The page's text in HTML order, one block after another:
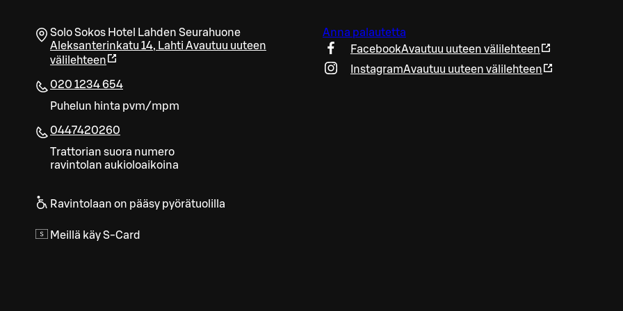
Solo Sokos Hotel Lahden Seurahuone
Aleksanterinkatu 14, Lahti Avautuu uuteen
välilehteen
020 1234 654
Puhelun hinta pvm/mpm
0447420260
Trattorian suora numero
ravintolan aukioloaikoina
Ravintolaan on pääsy pyörätuolilla
Meillä käy S-Card
Anna palautetta
FacebookAvautuu uuteen välilehteen
InstagramAvautuu uuteen välilehteen